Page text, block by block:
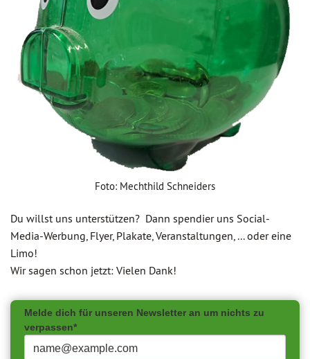
Foto: Mechthild Schneiders
Du willst uns unterstützen? Dann spendier uns Social-
Media-Werbung, Flyer, Plakate, Veranstaltungen, ... oder eine
Limo!
Wir sagen schon jetzt: Vielen Dank!
Melde dich für unseren Newsletter an um nichts zu
verpassen*